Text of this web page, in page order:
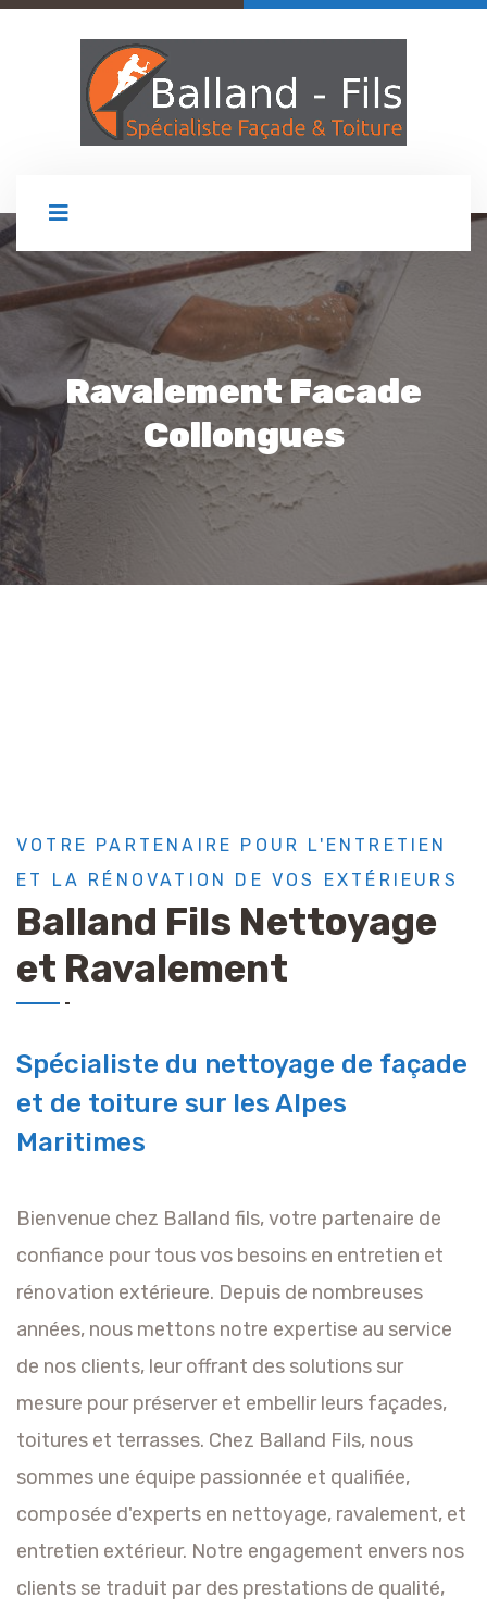
Ravalement Facade
Collongues
VOTRE PARTENAIRE POUR L'ENTRETIEN
ET LA RÉNOVATION DE VOS EXTÉRIEURS
Balland Fils Nettoyage
et Ravalement
Spécialiste du nettoyage de façade
et de toiture sur les Alpes
Maritimes
Bienvenue chez Balland fils, votre partenaire de
confiance pour tous vos besoins en entretien et
rénovation extérieure. Depuis de nombreuses
années, nous mettons notre expertise au service
de nos clients, leur offrant des solutions sur
mesure pour préserver et embellir leurs façades,
toitures et terrasses. Chez Balland Fils, nous
sommes une équipe passionnée et qualifiée,
composée d'experts en nettoyage, ravalement, et
entretien extérieur. Notre engagement envers nos
clients se traduit par des prestations de qualité,